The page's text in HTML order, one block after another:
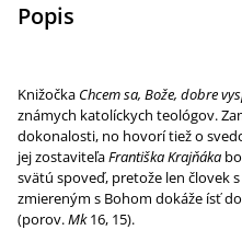
Popis
Knižočka Chcem sa, Bože, dobre
známych katolíckych teológov.
dokonalosti, no hovorí tiež o
jej zostaviteľaFrantiška Krajňáka
svätú spoveď, pretože len človek
zmiereným s Bohom dokáže ísť
(porov.Mk16, 15).